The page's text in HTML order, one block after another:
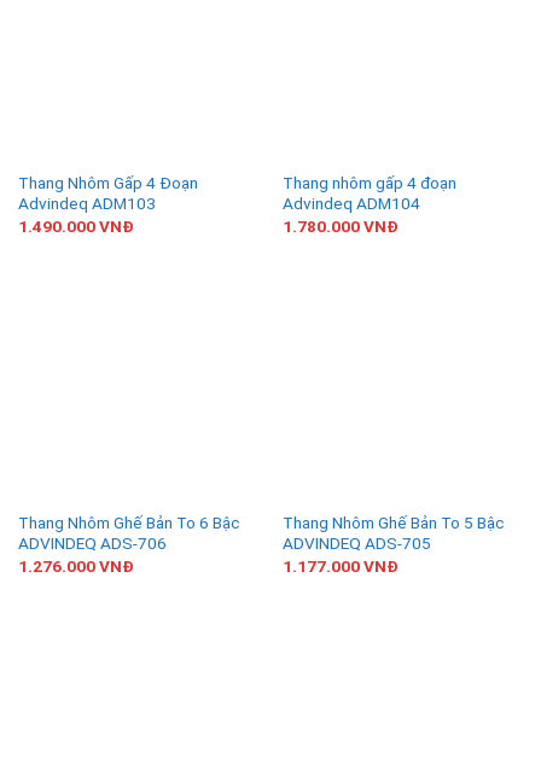
Thang Nhôm Gấp 4 Đoạn
Advindeq ADM103
1.490.000VNĐ
Thang nhôm gấp 4 đoạn
Advindeq ADM104
1.780.000VNĐ
Thang Nhôm Ghế Bản To 6 Bậc
ADVINDEQ ADS-706
1.276.000VNĐ
Thang Nhôm Ghế Bản To 5 Bậc
ADVINDEQ ADS-705
1.177.000VNĐ